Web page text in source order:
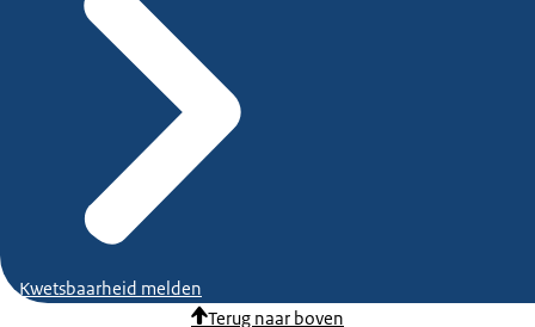
Kwetsbaarheid melden
Terug naar boven